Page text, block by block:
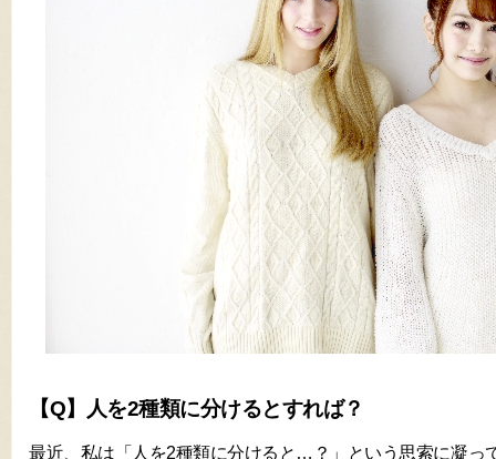
【Q】人を2種類に分けるとすれば？
最近、私は「人を2種類に分けると…？」という思索に凝っ